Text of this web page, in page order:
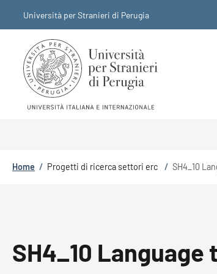
Università per Stranieri di Perugia
Briciole di pane
Home / Progetti di ricerca settori erc / SH4_10
SH4_10